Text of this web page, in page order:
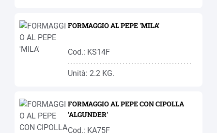
FORMAGGIO AL PEPE 'MILA'
Cod.: KS14F
Unità: 2.2 KG.
FORMAGGIO AL PEPE CON CIPOLLA
'ALGUNDER'
Cod.: KA75F